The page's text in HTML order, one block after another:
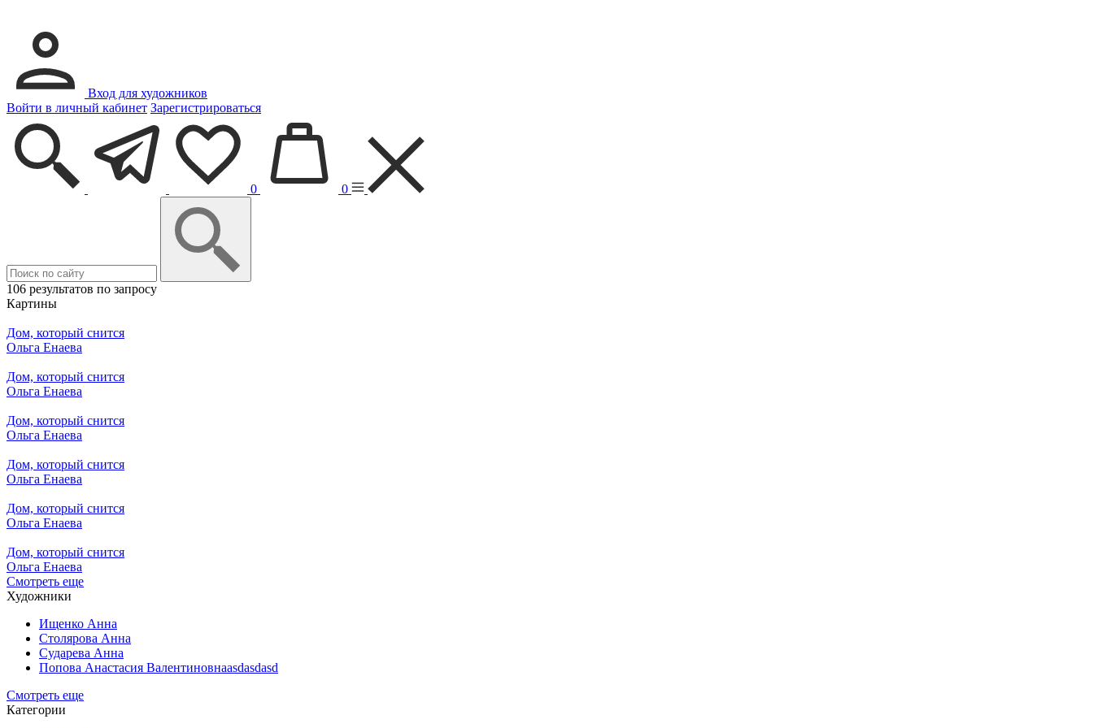
Вход для художников
Войти в личный кабинет Зарегистрироваться
0 0
106 результатов по запросу
Картины
Дом, который снится
Ольга Енаева
Дом, который снится
Ольга Енаева
Дом, который снится
Ольга Енаева
Дом, который снится
Ольга Енаева
Дом, который снится
Ольга Енаева
Дом, который снится
Ольга Енаева
Смотреть еще
Художники
Ищенко Анна
Столярова Анна
Сударева Анна
Попова Анастасия Валентиновнаasdasdasd
Смотреть еще
Категории